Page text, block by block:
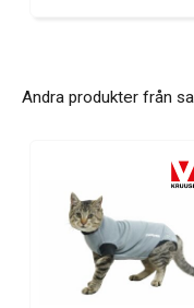
Andra produkter från